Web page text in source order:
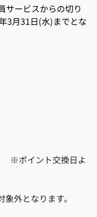
ービスからの切り
3月31日(水)までとな
※ポイント交換日よ
外となります。